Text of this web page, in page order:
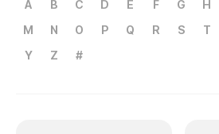
A B C D E F G H
M
N O P Q R S T
Y
Z #